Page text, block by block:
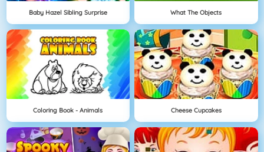
Baby Hazel Sibling Surprise What The Objects
Coloring Book - Animals Cheese Cupcakes